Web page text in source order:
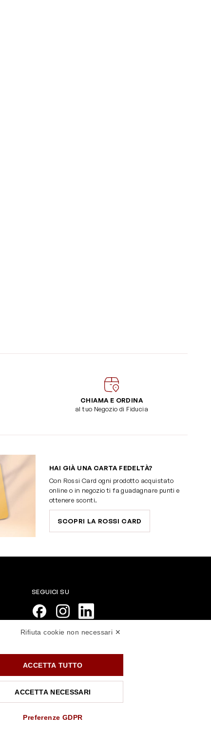
CHIAMA E ORDINA
al tuo Negozio di Fiducia
HAI GIÀ UNA CARTA FEDELTÀ?
Con Rossi Card ogni prodotto acquistato
online o in negozio ti fa guadagnare punti e
ottenere sconti.
SCOPRI LA ROSSI CARD
SEGUICI SU
Rifiuta cookie non necessari ✕
ACCETTA TUTTO
ACCETTA NECESSARI
Preferenze GDPR